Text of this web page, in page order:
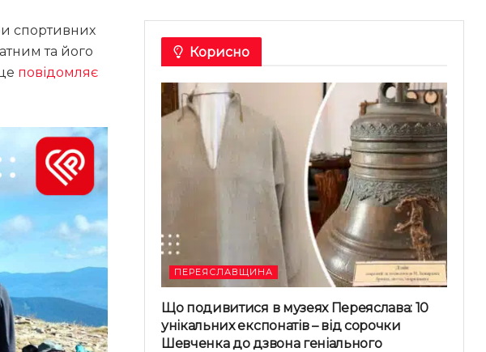
спортивних
та його
повідомляє
Корисно
ПЕРЕЯСЛАВЩИНА
Що подивитися в музеях Переяслава: 10
унікальних експонатів – від сорочки
Шевченка до дзвона геніального